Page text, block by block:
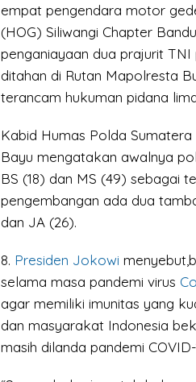
empat pengendara motor
(HOG) Siliwangi Chapter
penganiayaan dua prajurit
ditahan di Rutan Mapolresta
terancam hukuman pidana
Kabid Humas Polda
Bayu mengatakan awalnya
BS (18) dan MS (49) sebagai
pengembangan ada dua
dan JA (26).
8. Presiden Jokowi
selama masa pandemi virus
agar memiliki imunitas yang
dan masyarakat Indonesia
masih dilanda pandemi COVID-